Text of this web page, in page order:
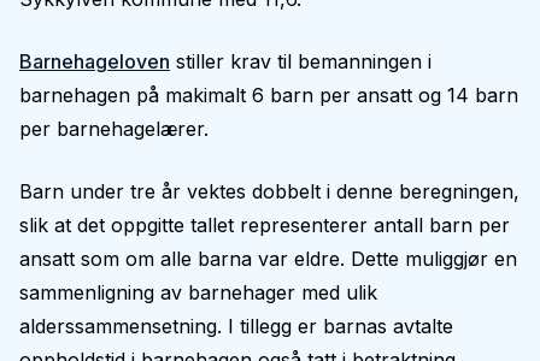
Barnehageloven stiller krav til bemanningen i
barnehagen på makimalt 6 barn per ansatt og 14 barn
per barnehagelærer.
Barn under tre år vektes dobbelt i denne beregningen,
slik at det oppgitte tallet representerer antall barn per
ansatt som om alle barna var eldre. Dette muliggjør en
sammenligning av barnehager med ulik
alderssammensetning. I tillegg er barnas avtalte